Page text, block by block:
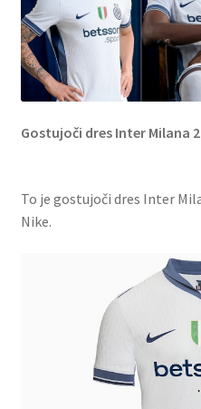
Gostujoči dres Inter Milana
To je gostujoči dres Inter
Nike.